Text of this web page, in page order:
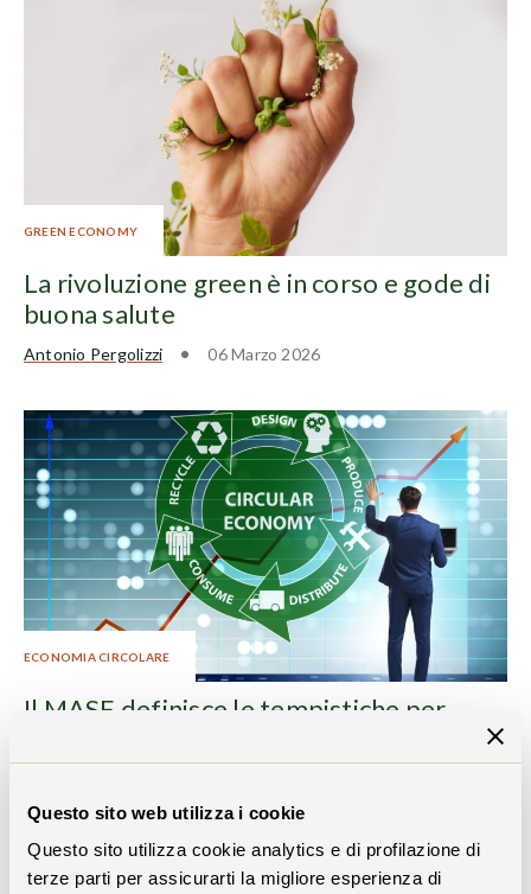
Questo sito web utilizza i cookie
Questo sito utilizza cookie analytics e di profilazione di
terze parti per assicurarti la migliore esperienza di
GREEN ECONOMY
La rivoluzione green è in corso e gode di
buona salute
Antonio Pergolizzi 06 Marzo 2026
ECONOMIA CIRCOLARE
Il MASE definisce le tempistiche per
per l’Economia Circolare (SEC)
Antonio Pergolizzi 13 Gennaio 2026